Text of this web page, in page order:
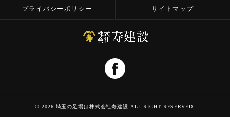
プライバシーポリシー サイトマップ
© 2026 埼玉の足場は株式会社寿建設 ALL RIGHT RESERVED.